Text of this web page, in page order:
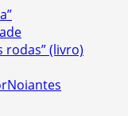
rodas” (livro)
Noiantes